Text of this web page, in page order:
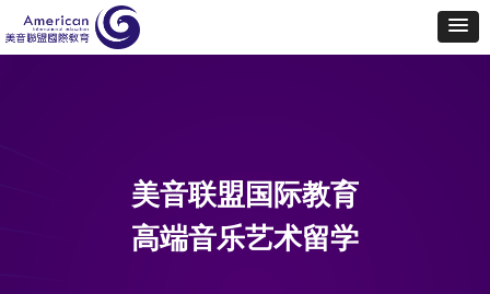
美音联盟国际教育
高端音乐艺术留学